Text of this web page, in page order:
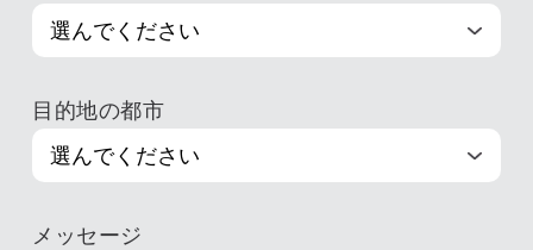
目的地の都市
メッセージ